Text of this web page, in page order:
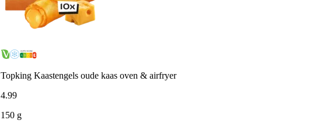
Topking Kaastengels oude kaas oven & airfryer
4.99
150 g